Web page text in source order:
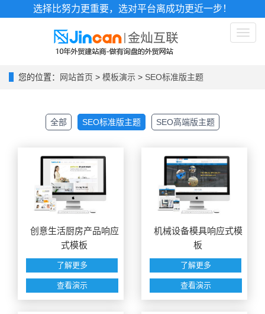
选择比努力更重要，选对平台离成功更近一步！
Toggle
您的位置： 网站首页 > 模板演示 > SEO标准版主题
全部 SEO标准版主题 SEO高端版主题
创意生活厨房产品响应
式模板
了解更多
查看演示
机械设备模具响应式模
板
了解更多
查看演示